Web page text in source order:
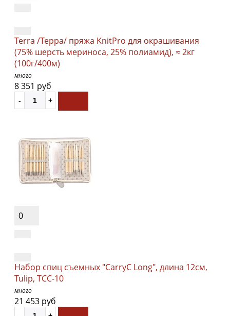
Terra /Терра/ пряжа KnitPro для окрашивания
(75% шерсть мериноса, 25% полиамид), ≈ 2кг
(100г/400м)
много
8 351 руб
0
Набор спиц съемных "CarryC Long", длина 12см,
Tulip, TCC-10
много
21 453 руб